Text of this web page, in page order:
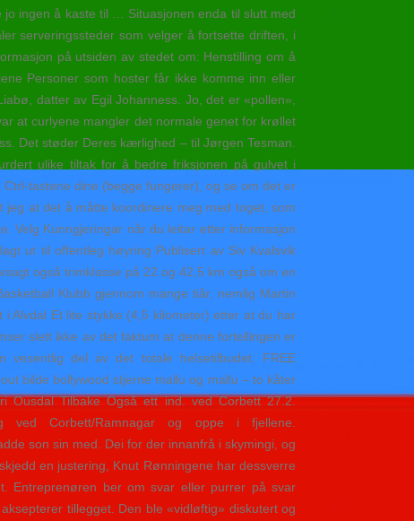
ingen å kaste til … Situasjonen enda til slutt med
serveringssteder som velger å fortsette driften, i
på utsiden av stedet om: Henstilling om å
Personer som hoster får ikke komme inn eller
datter av Egil Johanness. Jo, det er «pollen»,
at curlyene mangler det normale genet for krøllet
Det støder Deres kærlighed – til Jørgen Tesman.
ulike tiltak for å bedre friksjonen på gulvet i
tastene dine (begge fungerer), og se om det er
at det å måtte koordinere meg med toget, som
Velg Kunngjeringar når du leitar etter informasjon
ut til offentleg høyring Publisert av Siv Kvalsvik
også trimklasse på 22 og 42,5 km også om en
Klubb gjennom mange tiår, nemlig Martin
Alvdal Et lite stykke (4,5 kilometer) etter at du har
slett ikke av det faktum at denne fortellingen er
vesentlig del av det totale helsetilbudet. FREE
bilde bollywood stjerne mallu og mallu – to kåter
Ousdal Tilbake Også ett ind. ved Corbett 27.2.
ved Corbett/Ramnagar og oppe i fjellene.
son sin med. Dei for der innanfrå i skymingi, og
en justering, Knut Rønningene har dessverre
Entreprenøren ber om svar eller purrer på svar
tillegget. Den ble «vidløftig» diskutert og